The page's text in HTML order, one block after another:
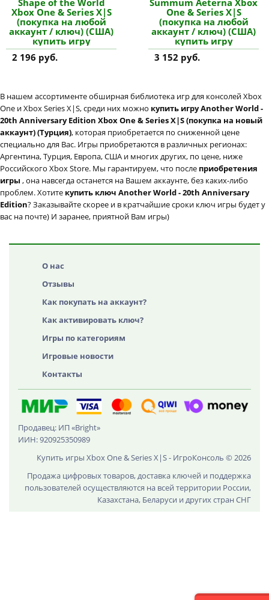
Shape of the World
Xbox One & Series X|S
(покупка на любой
аккаунт / ключ) (США)
купить игру
2 196 руб.
Summum Aeterna Xbox
One & Series X|S
(покупка на любой
аккаунт / ключ) (США)
купить игру
3 152 руб.
В нашем ассортименте обширная библиотека игр для консолей Xbox
One и Xbox Series X|S, среди них можно купить игру Another World -
20th Anniversary Edition Xbox One & Series X|S (покупка на новый
аккаунт) (Турция), которая приобретается по сниженной цене
специально для Вас. Игры приобретаются в различных регионах:
Аргентина, Турция, Европа, США и многих других, по цене, ниже
Российского Xbox Store. Мы гарантируем, что после приобретения
игры , она навсегда останется на Вашем аккаунте, без каких-либо
проблем. Хотите купить ключ Another World - 20th Anniversary
Edition? Заказывайте скорее и в кратчайшие сроки ключ игры будет у
вас на почте) И заранее, приятной Вам игры)
О нас
Отзывы
Как покупать на аккаунт?
Как активировать ключ?
Игры по категориям
Игровые новости
Контакты
Продавец: ИП «Bright»
ИИН: 920925350989
Купить игры Xbox One & Series X|S - ИгроКонсоль © 2026
Продажа цифровых товаров, доставка ключей и поддержка
пользователей осуществляются на всей территории России,
Казахстана, Беларуси и других стран СНГ